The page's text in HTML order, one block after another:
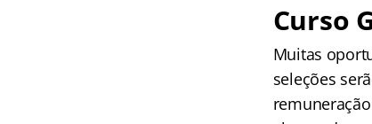
Curso
Muitas
seleções